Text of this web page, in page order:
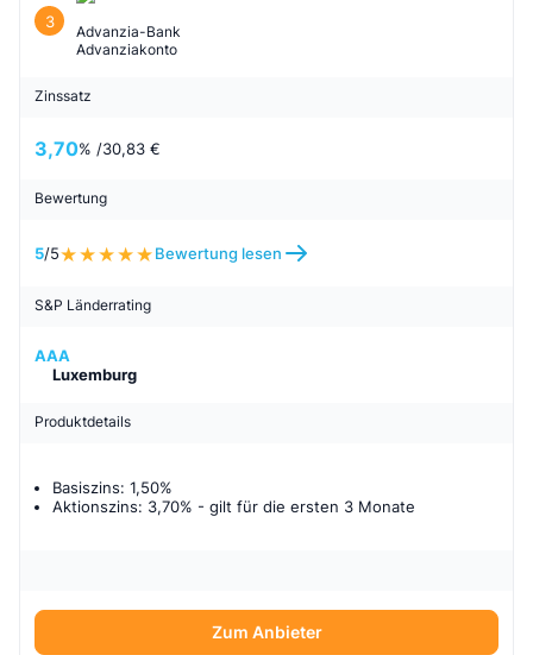
3
Advanzia-Bank
Advanziakonto
Zinssatz
3,70% /30,83 €
Bewertung
5/5 Bewertung lesen
S&P Länderrating
AAA
Luxemburg
Produktdetails
Basiszins: 1,50%
Aktionszins: 3,70% - gilt für die ersten 3 Monate
Zum Anbieter